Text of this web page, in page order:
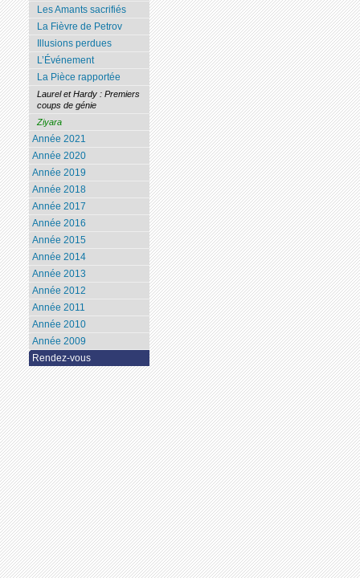
Les Amants sacrifiés
La Fièvre de Petrov
Illusions perdues
L’Événement
La Pièce rapportée
Laurel et Hardy : Premiers
coups de génie
Ziyara
Année 2021
Année 2020
Année 2019
Année 2018
Année 2017
Année 2016
Année 2015
Année 2014
Année 2013
Année 2012
Année 2011
Année 2010
Année 2009
Rendez-vous